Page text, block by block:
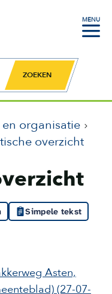
MENU
Zoekknop
organisatie
overzicht
Simpele tekst
Asten,
(27-07-